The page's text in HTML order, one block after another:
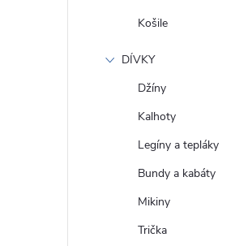
Košile
DÍVKY
Džíny
Kalhoty
Legíny a tepláky
Bundy a kabáty
Mikiny
Trička